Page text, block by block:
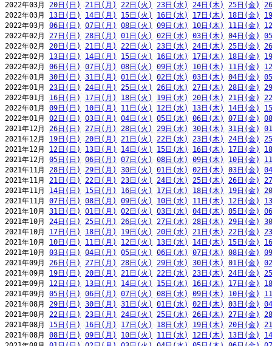
2022年03月 20日(日) 21日(月) 22日(火) 23日(水) 24日(木) 25日(金)
2022年03月 13日(日) 14日(月) 15日(火) 16日(水) 17日(木) 18日(金)
2022年03月 06日(日) 07日(月) 08日(火) 09日(水) 10日(木) 11日(金)
2022年02月 27日(日) 28日(月) 01日(火) 02日(水) 03日(木) 04日(金)
2022年02月 20日(日) 21日(月) 22日(火) 23日(水) 24日(木) 25日(金)
2022年02月 13日(日) 14日(月) 15日(火) 16日(水) 17日(木) 18日(金)
2022年02月 06日(日) 07日(月) 08日(火) 09日(水) 10日(木) 11日(金)
2022年01月 30日(日) 31日(月) 01日(火) 02日(水) 03日(木) 04日(金)
2022年01月 23日(日) 24日(月) 25日(火) 26日(水) 27日(木) 28日(金)
2022年01月 16日(日) 17日(月) 18日(火) 19日(水) 20日(木) 21日(金)
2022年01月 09日(日) 10日(月) 11日(火) 12日(水) 13日(木) 14日(金)
2022年01月 02日(日) 03日(月) 04日(火) 05日(水) 06日(木) 07日(金)
2021年12月 26日(日) 27日(月) 28日(火) 29日(水) 30日(木) 31日(金)
2021年12月 19日(日) 20日(月) 21日(火) 22日(水) 23日(木) 24日(金)
2021年12月 12日(日) 13日(月) 14日(火) 15日(水) 16日(木) 17日(金)
2021年12月 05日(日) 06日(月) 07日(火) 08日(水) 09日(木) 10日(金)
2021年11月 28日(日) 29日(月) 30日(火) 01日(水) 02日(木) 03日(金)
2021年11月 21日(日) 22日(月) 23日(火) 24日(水) 25日(木) 26日(金)
2021年11月 14日(日) 15日(月) 16日(火) 17日(水) 18日(木) 19日(金)
2021年11月 07日(日) 08日(月) 09日(火) 10日(水) 11日(木) 12日(金)
2021年10月 31日(日) 01日(月) 02日(火) 03日(水) 04日(木) 05日(金)
2021年10月 24日(日) 25日(月) 26日(火) 27日(水) 28日(木) 29日(金)
2021年10月 17日(日) 18日(月) 19日(火) 20日(水) 21日(木) 22日(金)
2021年10月 10日(日) 11日(月) 12日(火) 13日(水) 14日(木) 15日(金)
2021年10月 03日(日) 04日(月) 05日(火) 06日(水) 07日(木) 08日(金)
2021年09月 26日(日) 27日(月) 28日(火) 29日(水) 30日(木) 01日(金)
2021年09月 19日(日) 20日(月) 21日(火) 22日(水) 23日(木) 24日(金)
2021年09月 12日(日) 13日(月) 14日(火) 15日(水) 16日(木) 17日(金)
2021年09月 05日(日) 06日(月) 07日(火) 08日(水) 09日(木) 10日(金)
2021年08月 29日(日) 30日(月) 31日(火) 01日(水) 02日(木) 03日(金)
2021年08月 22日(日) 23日(月) 24日(火) 25日(水) 26日(木) 27日(金)
2021年08月 15日(日) 16日(月) 17日(火) 18日(水) 19日(木) 20日(金)
2021年08月 08日(日) 09日(月) 10日(火) 11日(水) 12日(木) 13日(金)